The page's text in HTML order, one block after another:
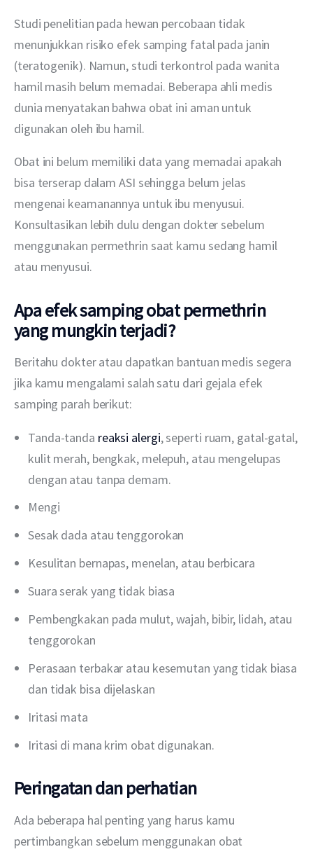
Studi penelitian pada hewan percobaan tidak
menunjukkan risiko efek samping fatal pada janin
(teratogenik). Namun, studi terkontrol pada wanita
hamil masih belum memadai. Beberapa ahli medis
dunia menyatakan bahwa obat ini aman untuk
digunakan oleh ibu hamil.
Obat ini belum memiliki data yang memadai apakah
bisa terserap dalam ASI sehingga belum jelas
mengenai keamanannya untuk ibu menyusui.
Konsultasikan lebih dulu dengan dokter sebelum
menggunakan permethrin saat kamu sedang hamil
atau menyusui.
Apa efek samping obat permethrin
yang mungkin terjadi?
Beritahu dokter atau dapatkan bantuan medis segera
jika kamu mengalami salah satu dari gejala efek
samping parah berikut:
Tanda-tanda reaksi alergi, seperti ruam, gatal-gatal,
kulit merah, bengkak, melepuh, atau mengelupas
dengan atau tanpa demam.
Mengi
Sesak dada atau tenggorokan
Kesulitan bernapas, menelan, atau berbicara
Suara serak yang tidak biasa
Pembengkakan pada mulut, wajah, bibir, lidah, atau
tenggorokan
Perasaan terbakar atau kesemutan yang tidak biasa
dan tidak bisa dijelaskan
Iritasi mata
Iritasi di mana krim obat digunakan.
Peringatan dan perhatian
Ada beberapa hal penting yang harus kamu
pertimbangkan sebelum menggunakan obat